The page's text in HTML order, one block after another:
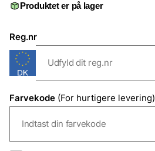
Produktet er på lager
Reg.nr
Farvekode (For hurtigere levering)